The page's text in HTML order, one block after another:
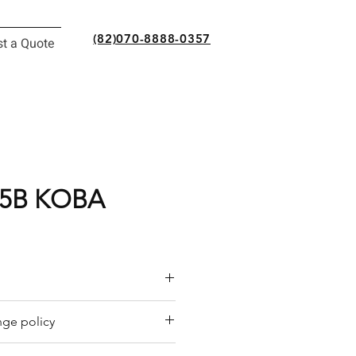
a Quote (82)070-8888-0357
KOBA
policy